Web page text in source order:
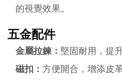
的視覺效果。
五金配件
金屬拉鍊： 堅固耐用，提
磁扣： 方便開合，增添皮